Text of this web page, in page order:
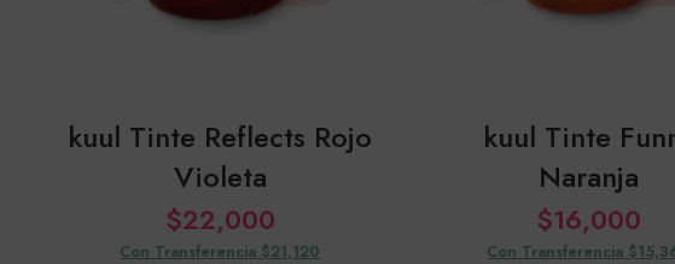
kuul Tinte Reflects Rojo
Violeta
$22,000
Con Transferencia $21,120
kuul Tinte
Naranja
$16,000
Con Transferencia